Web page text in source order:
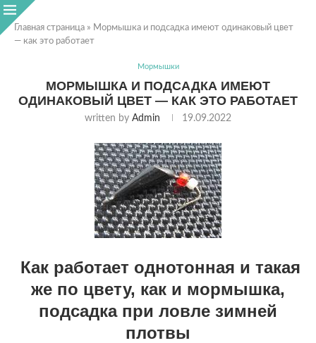
Главная страница » Мормышка и подсадка имеют одинаковый цвет
— как это работает
Мормышки
МОРМЫШКА И ПОДСАДКА ИМЕЮТ
ОДИНАКОВЫЙ ЦВЕТ — КАК ЭТО РАБОТАЕТ
written by Admin 19.09.2022
Как работает однотонная и такая
же по цвету, как и мормышка,
подсадка при ловле зимней
плотвы